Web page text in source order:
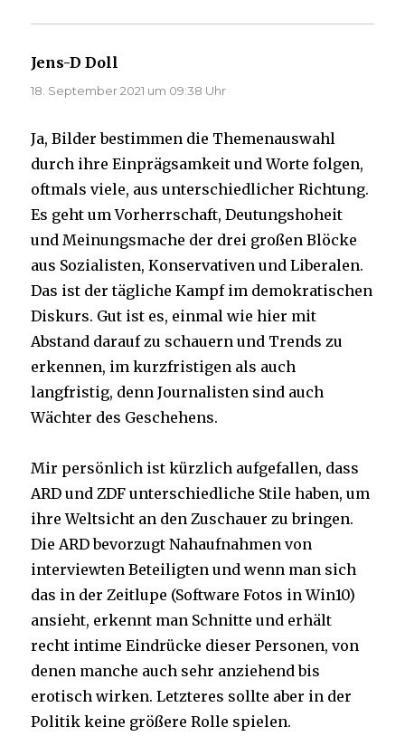
Jens-D Doll
18. September 2021 um 09:38 Uhr
Ja, Bilder bestimmen die Themenauswahl
durch ihre Einprägsamkeit und Worte folgen,
oftmals viele, aus unterschiedlicher Richtung.
Es geht um Vorherrschaft, Deutungshoheit
und Meinungsmache der drei großen Blöcke
aus Sozialisten, Konservativen und Liberalen.
Das ist der tägliche Kampf im demokratischen
Diskurs. Gut ist es, einmal wie hier mit
Abstand darauf zu schauern und Trends zu
erkennen, im kurzfristigen als auch
langfristig, denn Journalisten sind auch
Wächter des Geschehens.
Mir persönlich ist kürzlich aufgefallen, dass
ARD und ZDF unterschiedliche Stile haben, um
ihre Weltsicht an den Zuschauer zu bringen.
Die ARD bevorzugt Nahaufnahmen von
interviewten Beteiligten und wenn man sich
das in der Zeitlupe (Software Fotos in Win10)
ansieht, erkennt man Schnitte und erhält
recht intime Eindrücke dieser Personen, von
denen manche auch sehr anziehend bis
erotisch wirken. Letzteres sollte aber in der
Politik keine größere Rolle spielen.